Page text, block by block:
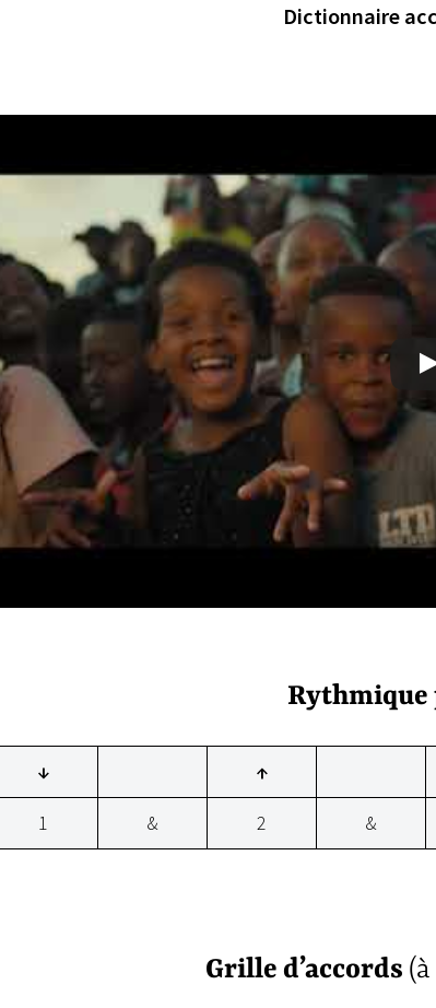
Dictionnaire
Rythmique
↓ ↑
1 & 2 &
Grille d’accords